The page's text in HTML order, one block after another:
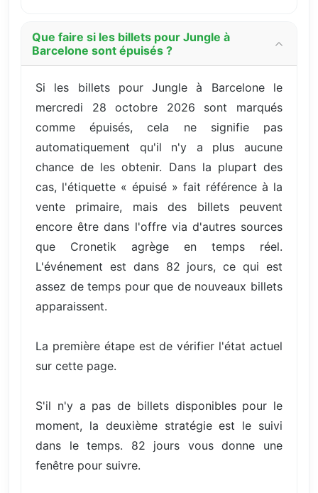
Que faire si les billets pour Jungle à
Barcelone sont épuisés ?
Si les billets pour Jungle à Barcelone le
mercredi 28 octobre 2026 sont marqués
comme épuisés, cela ne signifie pas
automatiquement qu'il n'y a plus aucune
chance de les obtenir. Dans la plupart des
cas, l'étiquette « épuisé » fait référence à la
vente primaire, mais des billets peuvent
encore être dans l'offre via d'autres sources
que Cronetik agrège en temps réel.
L'événement est dans 82 jours, ce qui est
assez de temps pour que de nouveaux billets
apparaissent.
La première étape est de vérifier l'état actuel
sur cette page.
S'il n'y a pas de billets disponibles pour le
moment, la deuxième stratégie est le suivi
dans le temps. 82 jours vous donne une
fenêtre pour suivre.